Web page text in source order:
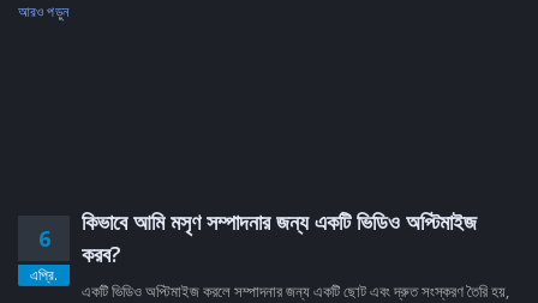
আরও পড়ুন
6
এপ্রি.
কিভাবে আমি মসৃণ সম্পাদনার জন্য একটি ভিডিও অপ্টিমাইজ
করব?
একটি ভিডিও অপ্টিমাইজ করলে সম্পাদনার জন্য একটি ছোট এবং দ্রুত সংস্করণ তৈরি হয়,